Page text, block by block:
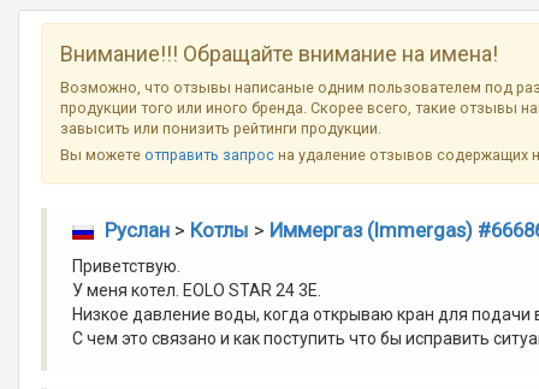
Внимание!!! Обращайте внимание на имена!
Возможно, что отзывы написаные одним пользователем под
продукции того или иного бренда. Скорее всего, такие отзывы
завысить или понизить рейтинги продукции.
Вы можетеотправить запрос на удаление отзывов
Руслан> Котлы > Иммергаз (Immergas)
Приветствую.
У меня котел. EOLO STAR 24 3E.
Низкое давление воды, когда открываю кран для
С чем это связано и как поступить что бы исправить